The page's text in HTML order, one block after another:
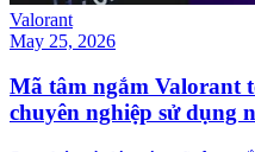
Valorant
May 25, 2026
Mã tâm ngắm Valorant
chuyên nghiệp sử dụng